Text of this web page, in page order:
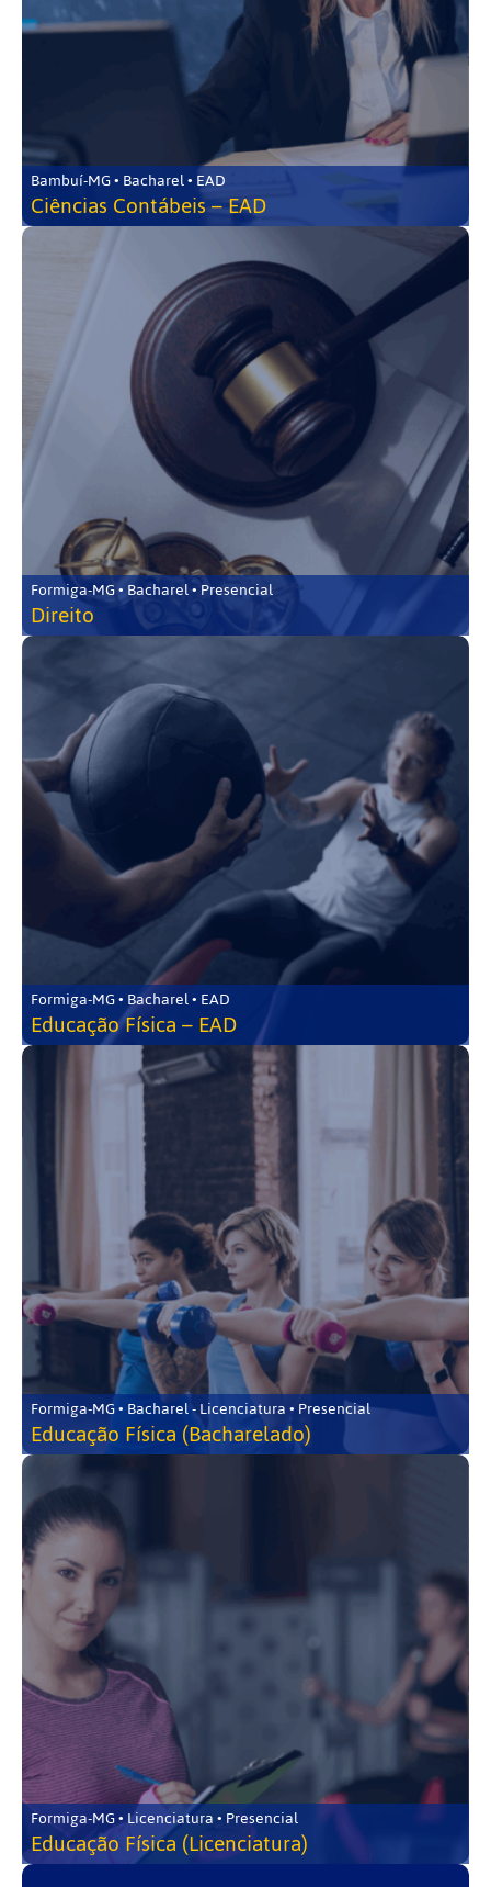
Bambuí-MG • Bacharel • EAD
Ciências Contábeis – EAD
Formiga-MG • Bacharel • Presencial
Direito
Formiga-MG • Bacharel • EAD
Educação Física – EAD
Formiga-MG • Bacharel - Licenciatura • Presencial
Educação Física (Bacharelado)
Formiga-MG • Licenciatura • Presencial
Educação Física (Licenciatura)